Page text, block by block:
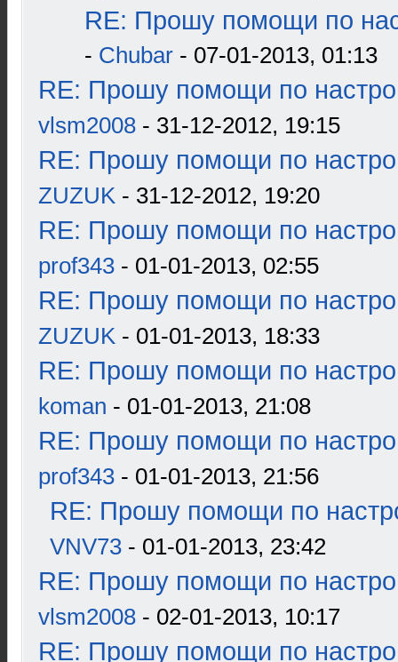
RE: Прошу помощи по
- Chubar - 07-01-2013, 01:13
RE: Прошу помощи по
vlsm2008 - 31-12-2012, 19:15
RE: Прошу помощи по
ZUZUK - 31-12-2012, 19:20
RE: Прошу помощи по
prof343 - 01-01-2013, 02:55
RE: Прошу помощи по
ZUZUK - 01-01-2013, 18:33
RE: Прошу помощи по
koman - 01-01-2013, 21:08
RE: Прошу помощи по
prof343 - 01-01-2013, 21:56
RE: Прошу помощи по
VNV73 - 01-01-2013, 23:42
RE: Прошу помощи по
vlsm2008 - 02-01-2013, 10:17
RE: Прошу помощи по